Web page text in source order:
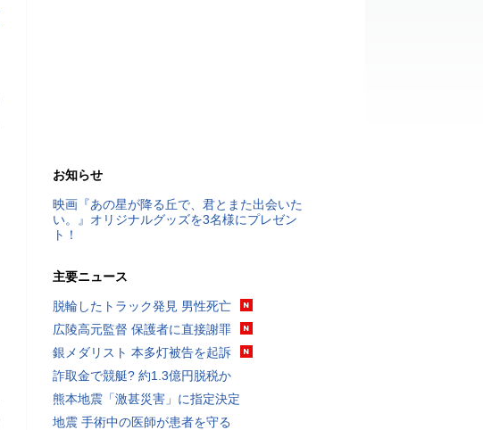
お知らせ
映画『あの星が降る丘で、君とまた出会いた
い。』オリジナルグッズを3名様にプレゼン
ト！
主要ニュース
脱輪したトラック発見 男性死亡
広陵高元監督 保護者に直接謝罪
銀メダリスト 本多灯被告を起訴
詐取金で競艇? 約1.3億円脱税か
熊本地震「激甚災害」に指定決定
地震 手術中の医師が患者を守る